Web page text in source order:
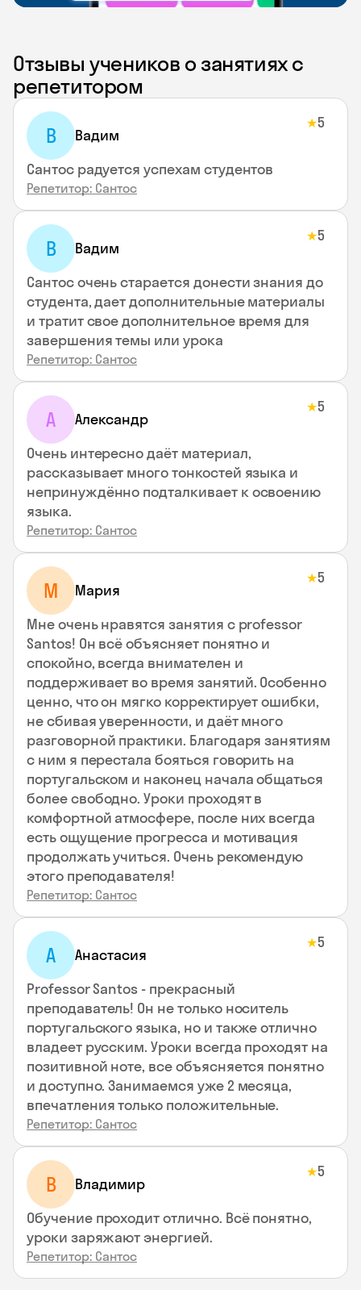
Отзывы учеников о занятиях с
репетитором
В Вадим
★5
Сантос радуется успехам студентов
Репетитор: Сантос
В Вадим
★5
Сантос очень старается донести знания до
студента, дает дополнительные материалы
и тратит свое дополнительное время для
завершения темы или урока
Репетитор: Сантос
А Александр
★5
Очень интересно даёт материал,
рассказывает много тонкостей языка и
непринуждённо подталкивает к освоению
языка.
Репетитор: Сантос
М Мария
★5
Мне очень нравятся занятия с professor
Santos! Он всё объясняет понятно и
спокойно, всегда внимателен и
поддерживает во время занятий. Особенно
ценно, что он мягко корректирует ошибки,
не сбивая уверенности, и даёт много
разговорной практики. Благодаря занятиям
с ним я перестала бояться говорить на
португальском и наконец начала общаться
более свободно. Уроки проходят в
комфортной атмосфере, после них всегда
есть ощущение прогресса и мотивация
продолжать учиться. Очень рекомендую
этого преподавателя!
Репетитор: Сантос
А Анастасия
★5
Professor Santos - прекрасный
преподаватель! Он не только носитель
португальского языка, но и также отлично
владеет русским. Уроки всегда проходят на
позитивной ноте, все объясняется понятно
и доступно. Занимаемся уже 2 месяца,
впечатления только положительные.
Репетитор: Сантос
В Владимир
★5
Обучение проходит отлично. Всё понятно,
уроки заряжают энергией.
Репетитор: Сантос